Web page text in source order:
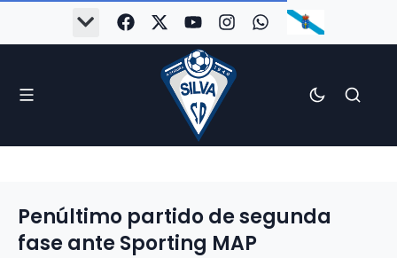
Penúltimo partido de segunda
fase ante Sporting MAP